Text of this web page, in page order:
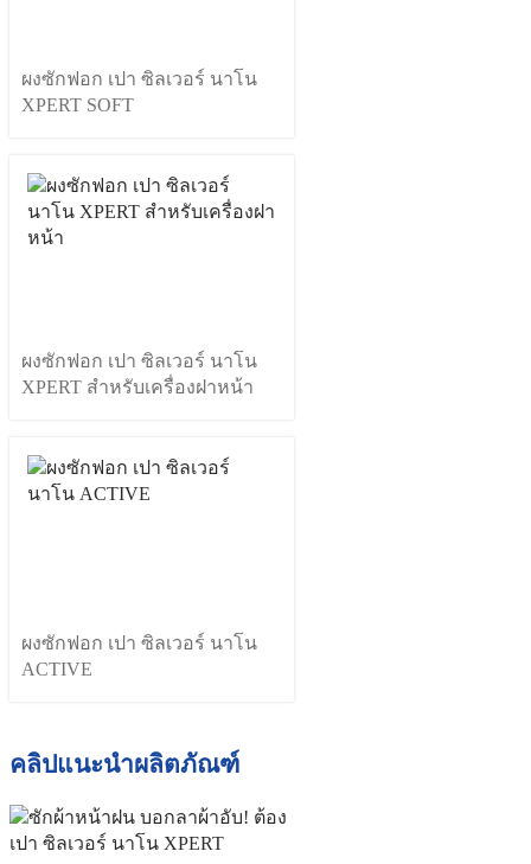
ผงซักฟอก เปา ซิลเวอร์ นาโน
XPERT SOFT
ผงซักฟอก เปา ซิลเวอร์ นาโน
XPERT สำหรับเครื่องฝาหน้า
ผงซักฟอก เปา ซิลเวอร์ นาโน
ACTIVE
คลิปแนะนำผลิตภัณฑ์